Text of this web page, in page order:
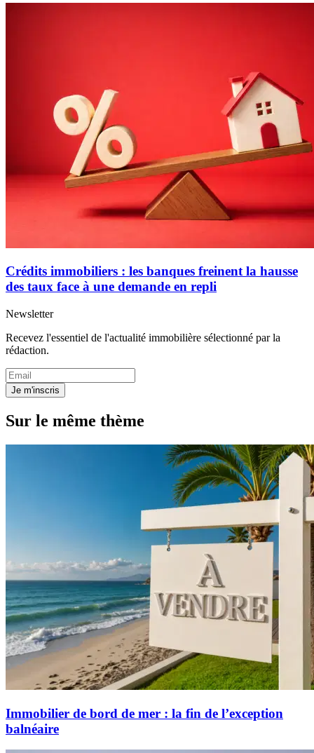
Crédits immobiliers : les banques freinent la hausse
des taux face à une demande en repli
Newsletter
Recevez l'essentiel de l'actualité immobilière sélectionné par la
rédaction.
Je m'inscris
Sur le même thème
Immobilier de bord de mer : la fin de l’exception
balnéaire